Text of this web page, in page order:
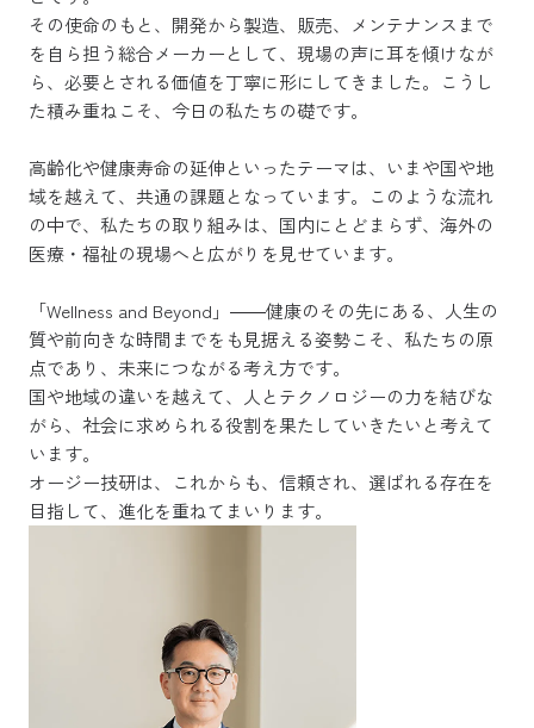
その使命のもと、開発から製造、販売、メンテナンスまで
を自ら担う総合メーカーとして、現場の声に耳を傾けなが
ら、必要とされる価値を丁寧に形にしてきました。こうし
た積み重ねこそ、今日の私たちの礎です。
高齢化や健康寿命の延伸といったテーマは、いまや国や地
域を越えて、共通の課題となっています。このような流れ
の中で、私たちの取り組みは、国内にとどまらず、海外の
医療・福祉の現場へと広がりを見せています。
「Wellness and Beyond」――健康のその先にある、人生の
質や前向きな時間までをも見据える姿勢こそ、私たちの原
点であり、未来につながる考え方です。
国や地域の違いを越えて、人とテクノロジーの力を結びな
がら、社会に求められる役割を果たしていきたいと考えて
います。
オージー技研は、これからも、信頼され、選ばれる存在を
目指して、進化を重ねてまいります。